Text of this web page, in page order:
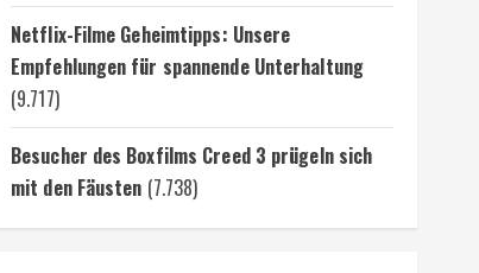
Netflix-Filme Geheimtipps: Unsere
Empfehlungen für spannende Unterhaltung
(9.717)
Besucher des Boxfilms Creed 3 prügeln sich
mit den Fäusten (7.738)